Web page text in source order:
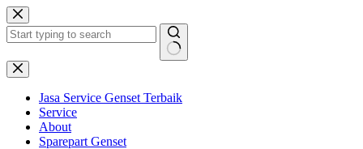
Skip
to
content
No
results
Jasa Service Genset Terbaik
Service
About
Sparepart Genset